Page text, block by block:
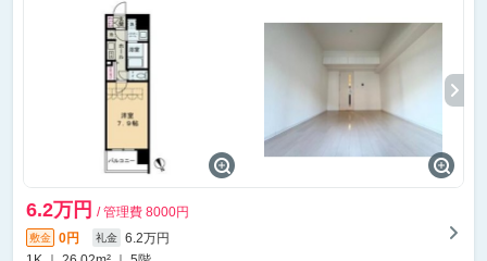
6.2万円 / 管理費 8000円
敷金 0円 礼金
6.2万円